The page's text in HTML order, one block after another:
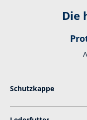
Die
Schutzkappe